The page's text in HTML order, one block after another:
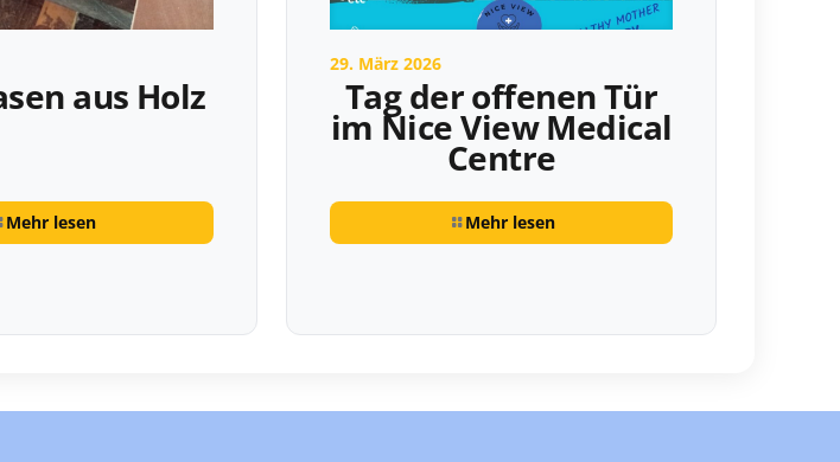
aus Holz
Mehr lesen
29. März 2026
Tag der offenen Tür
im Nice View Medical
Centre
Mehr lesen